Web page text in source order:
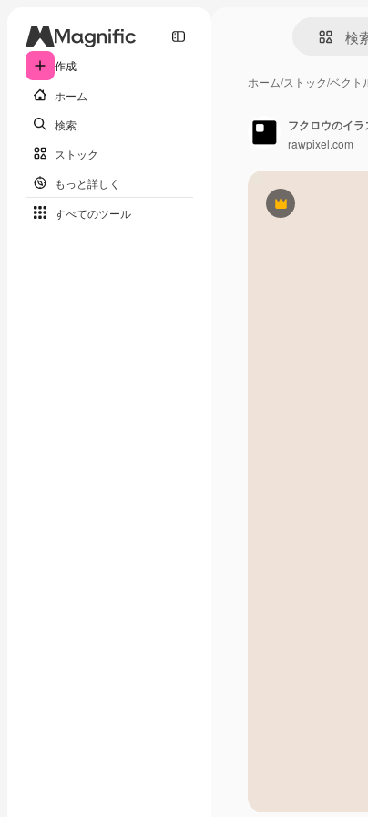
作成
ホーム
検索
ストック
もっと詳しく
すべてのツール
ホーム/ストック/ベクト
Premium
フクロウのイ
rawpixel.com